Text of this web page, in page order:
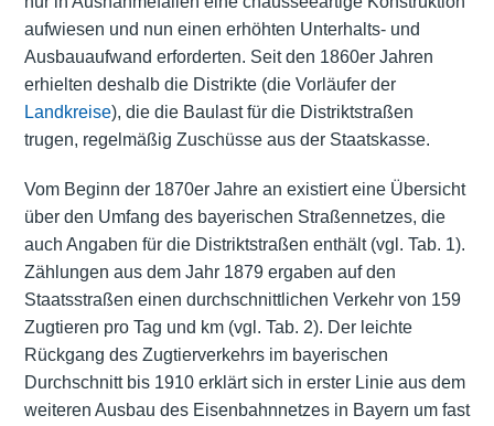
aufwiesen und nun einen erhöhten Unterhalts- und
Ausbauaufwand erforderten. Seit den 1860er Jahren
erhielten deshalb die Distrikte (die Vorläufer der
Landkreise), die die Baulast für die Distriktstraßen
trugen, regelmäßig Zuschüsse aus der Staatskasse.
Vom Beginn der 1870er Jahre an existiert eine Übersicht
über den Umfang des bayerischen Straßennetzes, die
auch Angaben für die Distriktstraßen enthält (vgl. Tab. 1).
Zählungen aus dem Jahr 1879 ergaben auf den
Staatsstraßen einen durchschnittlichen Verkehr von 159
Zugtieren pro Tag und km (vgl. Tab. 2). Der leichte
Rückgang des Zugtierverkehrs im bayerischen
Durchschnitt bis 1910 erklärt sich in erster Linie aus dem
weiteren Ausbau des Eisenbahnnetzes in Bayern um fast